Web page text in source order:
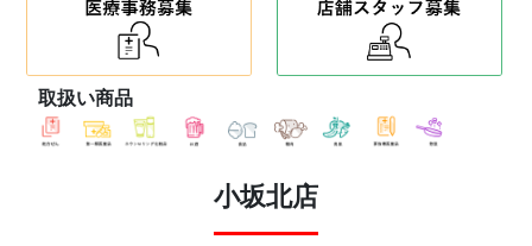
取扱い商品
小坂北店